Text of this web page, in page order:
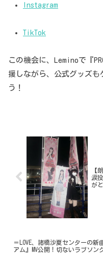
Instagram
TikTok
この機会に、Leminoで『
援しながら、公式グッズ
う！
【
涙
が
＝LOVE、諸橋沙夏センターの新
アム』MV公開！切ないラブソン